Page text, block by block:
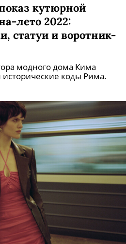
кутюрной
лето 2022:
статуи и воротник-
модного дома Кима
коды Рима.